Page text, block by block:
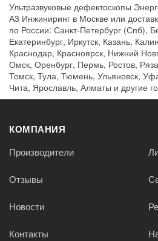
Ультразвуковые дефектоскопы
А3 Инжиниринг в Москве или
по России: Санкт-Петербург (Спб),
Екатеринбург, Иркутск, Казань,
Краснодар, Красноярск, Нижний
Омск, Оренбург, Пермь, Ростов,
Томск, Тула, Тюмень, Ульяновск,
Чита, Ярославль, Алматы и другие
КОМПАНИЯ
Производители
Отзывы
Новости
Контакты